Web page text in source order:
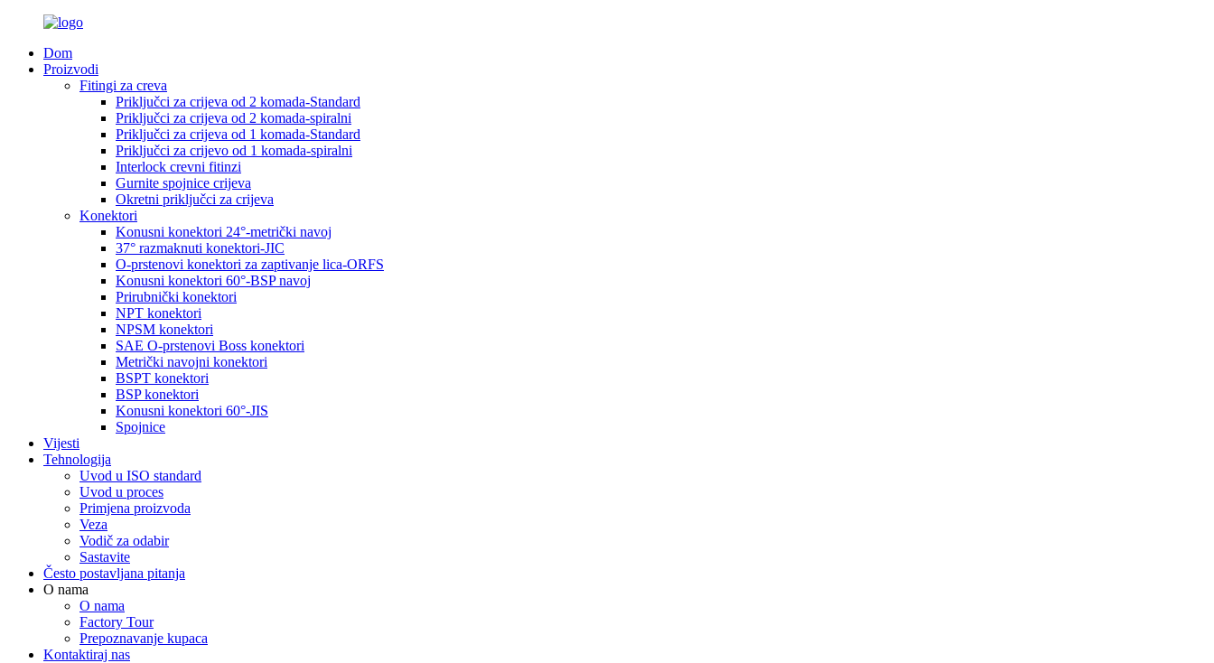
Dom
Proizvodi
Fitingi za creva
Priključci za crijeva od 2 komada-Standard
Priključci za crijeva od 2 komada-spiralni
Priključci za crijeva od 1 komada-Standard
Priključci za crijevo od 1 komada-spiralni
Interlock crevni fitinzi
Gurnite spojnice crijeva
Okretni priključci za crijeva
Konektori
Konusni konektori 24°-metrički navoj
37° razmaknuti konektori-JIC
O-prstenovi konektori za zaptivanje lica-ORFS
Konusni konektori 60°-BSP navoj
Prirubnički konektori
NPT konektori
NPSM konektori
SAE O-prstenovi Boss konektori
Metrički navojni konektori
BSPT konektori
BSP konektori
Konusni konektori 60°-JIS
Spojnice
Vijesti
Tehnologija
Uvod u ISO standard
Uvod u proces
Primjena proizvoda
Veza
Vodič za odabir
Sastavite
Često postavljana pitanja
O nama
O nama
Factory Tour
Prepoznavanje kupaca
Kontaktiraj nas